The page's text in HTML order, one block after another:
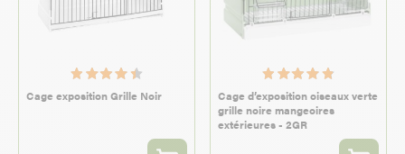
Cage exposition Grille Noir
Cage d’exposition oiseaux verte
grille noire mangeoires
extérieures - 2GR